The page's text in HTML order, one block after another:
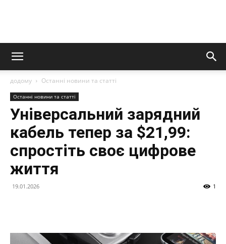
додому Останні новини та статті
Останні новини та статті
Універсальний зарядний
кабель тепер за $21,99:
спростіть своє цифрове
життя
19.01.2026 1